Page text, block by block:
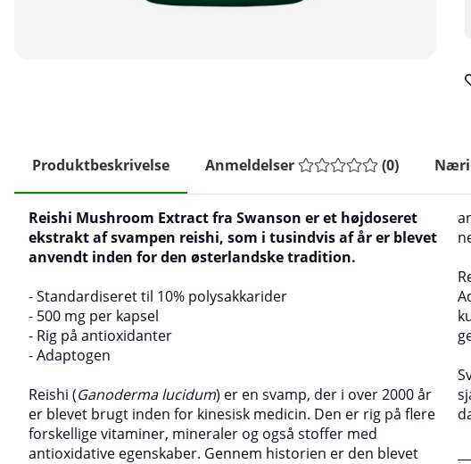
Produktbeskrivelse Anmeldelser (0)
Reishi Mushroom Extract fra Swanson er et højdoseret
ekstrakt af svampen reishi, som i tusindvis af år er blevet
anvendt inden for den østerlandske tradition.
- Standardiseret til 10% polysakkarider
- 500 mg per kapsel
- Rig på antioxidanter
- Adaptogen
Reishi (Ganoderma lucidum) er en svamp, der i over 2000 år
er blevet brugt inden for kinesisk medicin. Den er rig på flere
forskellige vitaminer, mineraler og også stoffer med
antioxidative egenskaber. Gennem historien er den blevet